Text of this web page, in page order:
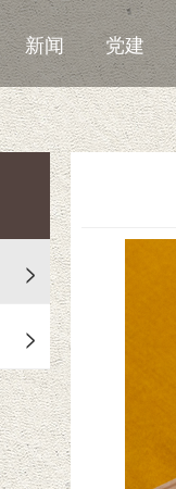
新闻 党建
>
>